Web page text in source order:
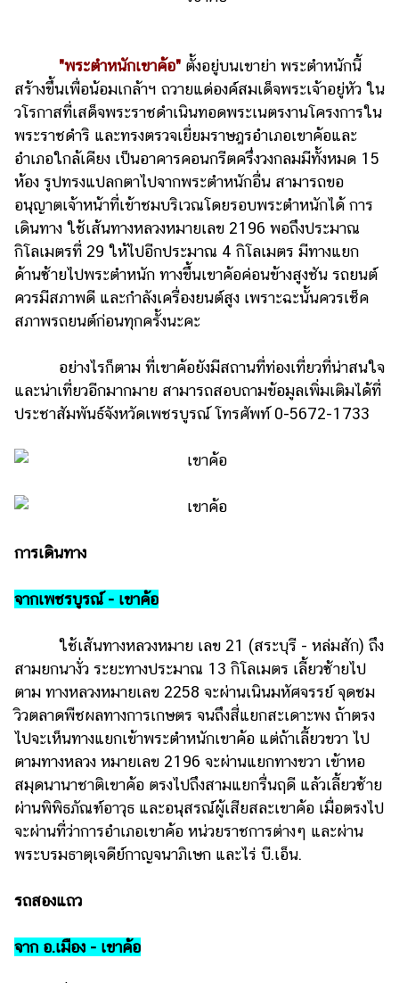
"พระตำหนักเขาค้อ" ตั้งอยู่บนเขาย่า พระตำหนักนี้
สร้างขึ้นเพื่อน้อมเกล้าฯ ถวายแด่องค์สมเด็จพระเจ้าอยู่หัว ใน
วโรกาสที่เสด็จพระราชดำเนินทอดพระเนตรงานโครงการใน
พระราชดำริ และทรงตรวจเยี่ยมราษฎรอำเภอเขาค้อและ
อำเภอใกล้เคียง เป็นอาคารคอนกรีตครึ่งวงกลมมีทั้งหมด 15
ห้อง รูปทรงแปลกตาไปจากพระตำหนักอื่น สามารถขอ
อนุญาตเจ้าหน้าที่เข้าชมบริเวณโดยรอบพระตำหนักได้ การ
เดินทาง ใช้เส้นทางหลวงหมายเลข 2196 พอถึงประมาณ
กิโลเมตรที่ 29 ให้ไปอีกประมาณ 4 กิโลเมตร มีทางแยก
ด้านซ้ายไปพระตำหนัก ทางขึ้นเขาค้อค่อนข้างสูงชัน รถยนต์
ควรมีสภาพดี และกำลังเครื่องยนต์สูง เพราะฉะนั้นควรเช็ค
สภาพรถยนต์ก่อนทุกครั้งนะคะ
อย่างไรก็ตาม ที่เขาค้อยังมีสถานที่ท่องเที่ยวที่น่าสนใจ
และน่าเที่ยวอีกมากมาย สามารถสอบถามข้อมูลเพิ่มเติมได้ที่
ประชาสัมพันธ์จังหวัดเพชรบูรณ์ โทรศัพท์ 0-5672-1733
การเดินทาง
จากเพชรบูรณ์ - เขาค้อ
ใช้เส้นทางหลวงหมาย เลข 21 (สระบุรี - หล่มสัก) ถึง
สามยกนางั่ว ระยะทางประมาณ 13 กิโลเมตร เลี้ยวซ้ายไป
ตาม ทางหลวงหมายเลข 2258 จะผ่านเนินมหัศจรรย์ จุดชม
วิวตลาดพืชผลทางการเกษตร จนถึงสี่แยกสะเดาะพง ถ้าตรง
ไปจะเห็นทางแยกเข้าพระตำหนักเขาค้อ แต่ถ้าเลี้ยวขวา ไป
ตามทางหลวง หมายเลข 2196 จะผ่านแยกทางขวา เข้าหอ
สมุดนานาชาติเขาค้อ ตรงไปถึงสามแยกรื่นฤดี แล้วเลี้ยวซ้าย
ผ่านพิพิธภัณฑ์อาวุธ และอนุสรณ์ผู้เสียสละเขาค้อ เมื่อตรงไป
จะผ่านที่ว่าการอำเภอเขาค้อ หน่วยราชการต่างๆ และผ่าน
พระบรมธาตุเจดีย์กาญจนาภิเษก และไร่ บี.เอ็น.
รถสองแถว
จาก อ.เมือง - เขาค้อ